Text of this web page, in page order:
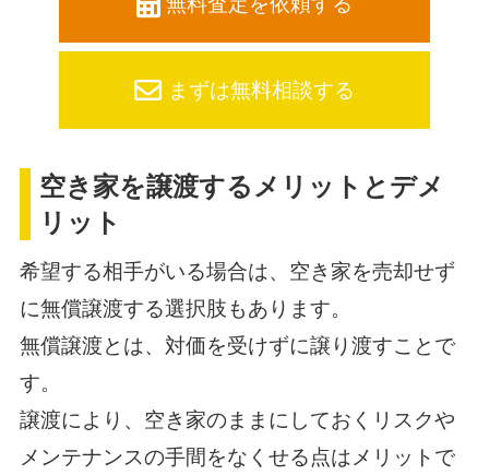
まずは無料相談する
空き家を譲渡するメリットとデメ
リット
希望する相手がいる場合は、空き家を売却せず
に無償譲渡する選択肢もあります。
無償譲渡とは、対価を受けずに譲り渡すことで
す。
譲渡により、空き家のままにしておくリスクや
メンテナンスの手間をなくせる点はメリットで